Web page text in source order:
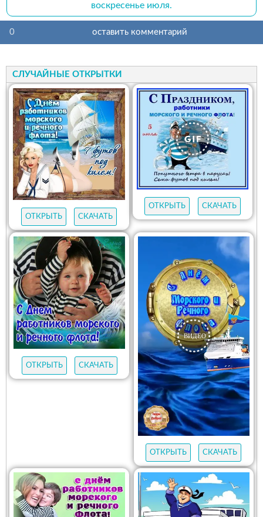
воскресенье июля.
0 оставить комментарий
СЛУЧАЙНЫЕ ОТКРЫТКИ
ОТКРЫТЬ СКАЧАТЬ
ОТКРЫТЬ СКАЧАТЬ
ОТКРЫТЬ СКАЧАТЬ
ОТКРЫТЬ СКАЧАТЬ